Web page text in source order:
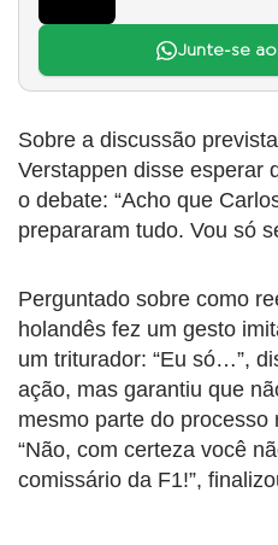
Junte-se ao
Sobre a discussão
Verstappen disse esperar
o debate: “Acho que
prepararam tudo. Vou só
Perguntado sobre como
holandês fez um gesto
um triturador: “Eu só…”,
ação, mas garantiu que
mesmo parte do processo
“Não, com certeza você
comissário da F1!”,